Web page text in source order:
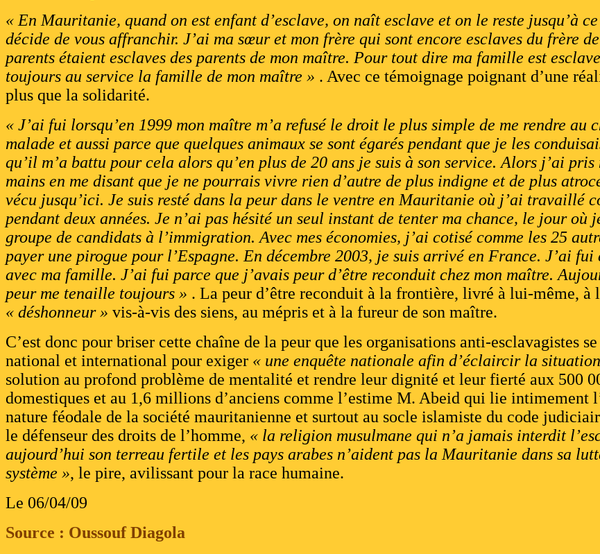
« En Mauritanie, quand on est enfant d’esclave, on naît esclave et on le reste jusqu’à
décide de vous affranchir. J’ai ma sœur et mon frère qui sont encore esclaves du frère
parents étaient esclaves des parents de mon maître. Pour tout dire ma famille est
toujours au service la famille de mon maître » . Avec ce témoignage poignant d’une
plus que la solidarité.
« J’ai fui lorsqu’en 1999 mon maître m’a refusé le droit le plus simple de me rendre au
malade et aussi parce que quelques animaux se sont égarés pendant que je les
qu’il m’a battu pour cela alors qu’en plus de 20 ans je suis à son service. Alors j’ai
mains en me disant que je ne pourrais vivre rien d’autre de plus indigne et de plus
vécu jusqu’ici. Je suis resté dans la peur dans le ventre en Mauritanie où j’ai travaillé
pendant deux années. Je n’ai pas hésité un seul instant de tenter ma chance, le jour où
groupe de candidats à l’immigration. Avec mes économies, j’ai cotisé comme les 25
payer une pirogue pour l’Espagne. En décembre 2003, je suis arrivé en France. J’ai fui
avec ma famille. J’ai fui parce que j’avais peur d’être reconduit chez mon maître.
peur me tenaille toujours » . La peur d’être reconduit à la frontière, livré à lui-même, à
« déshonneur » vis-à-vis des siens, au mépris et à la fureur de son maître.
C’est donc pour briser cette chaîne de la peur que les organisations anti-esclavagistes
national et international pour exiger « une enquête nationale afin d’éclaircir la
solution au profond problème de mentalité et rendre leur dignité et leur fierté aux 500
domestiques et au 1,6 millions d’anciens comme l’estime M. Abeid qui lie intimement
nature féodale de la société mauritanienne et surtout au socle islamiste du code
le défenseur des droits de l’homme, « la religion musulmane qui n’a jamais interdit
aujourd’hui son terreau fertile et les pays arabes n’aident pas la Mauritanie dans sa
système », le pire, avilissant pour la race humaine.
Le 06/04/09
Source : Oussouf Diagola